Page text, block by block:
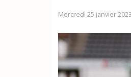
Mercredi 25 janvier